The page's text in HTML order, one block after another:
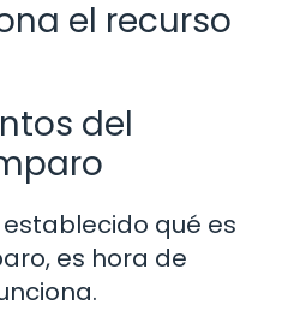
el recurso
del
qué es
es hora de